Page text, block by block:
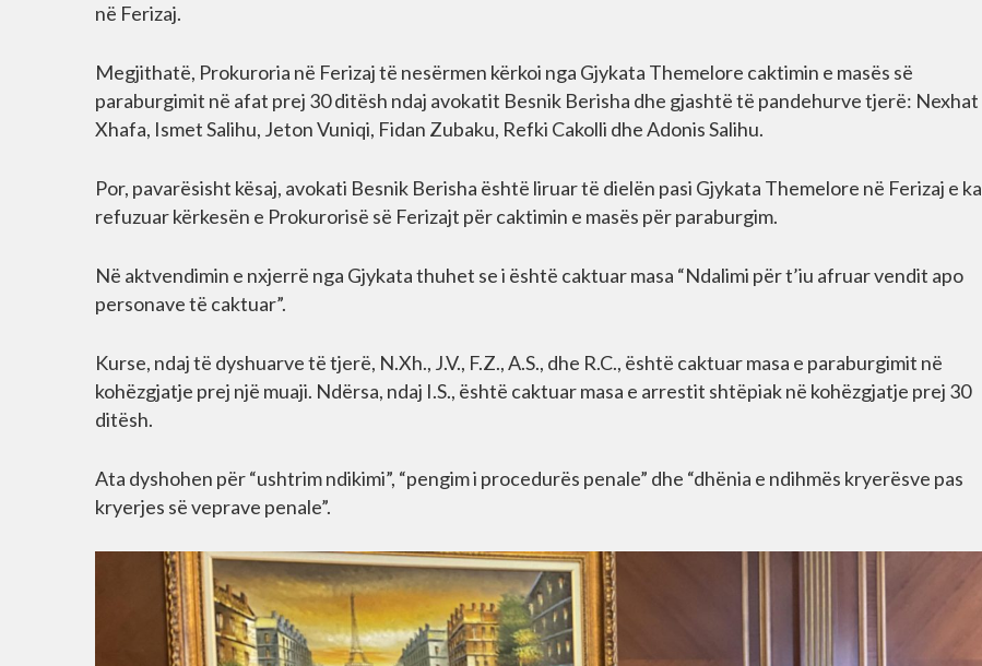
në Ferizaj.
Megjithatë, Prokuroria në Ferizaj të nesërmen kërkoi nga Gjykata Themelore caktimin e masës së
paraburgimit në afat prej 30 ditësh ndaj avokatit Besnik Berisha dhe gjashtë të pandehurve tjerë: Nexhat
Xhafa, Ismet Salihu, Jeton Vuniqi, Fidan Zubaku, Refki Cakolli dhe Adonis Salihu.
Por, pavarësisht kësaj, avokati Besnik Berisha është liruar të dielën pasi Gjykata Themelore në Ferizaj e ka
refuzuar kërkesën e Prokurorisë së Ferizajt për caktimin e masës për paraburgim.
Në aktvendimin e nxjerrë nga Gjykata thuhet se i është caktuar masa “Ndalimi për t’iu afruar vendit apo
personave të caktuar”.
Kurse, ndaj të dyshuarve të tjerë, N.Xh., J.V., F.Z., A.S., dhe R.C., është caktuar masa e paraburgimit në
kohëzgjatje prej një muaji. Ndërsa, ndaj I.S., është caktuar masa e arrestit shtëpiak në kohëzgjatje prej 30
ditësh.
Ata dyshohen për “ushtrim ndikimi”, “pengim i procedurës penale” dhe “dhënia e ndihmës kryerësve pas
kryerjes së veprave penale”.